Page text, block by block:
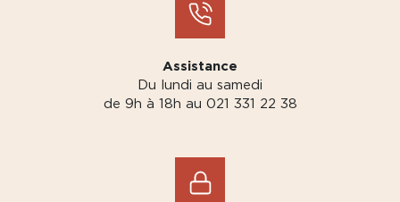
Assistance
Du lundi au samedi
de 9h à 18h au 021 331 22 38